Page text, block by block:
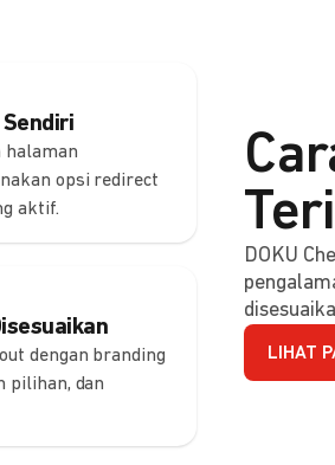
halaman
opsi redirect
aktif.
dengan branding
pilihan, dan
DOKU
LIHAT